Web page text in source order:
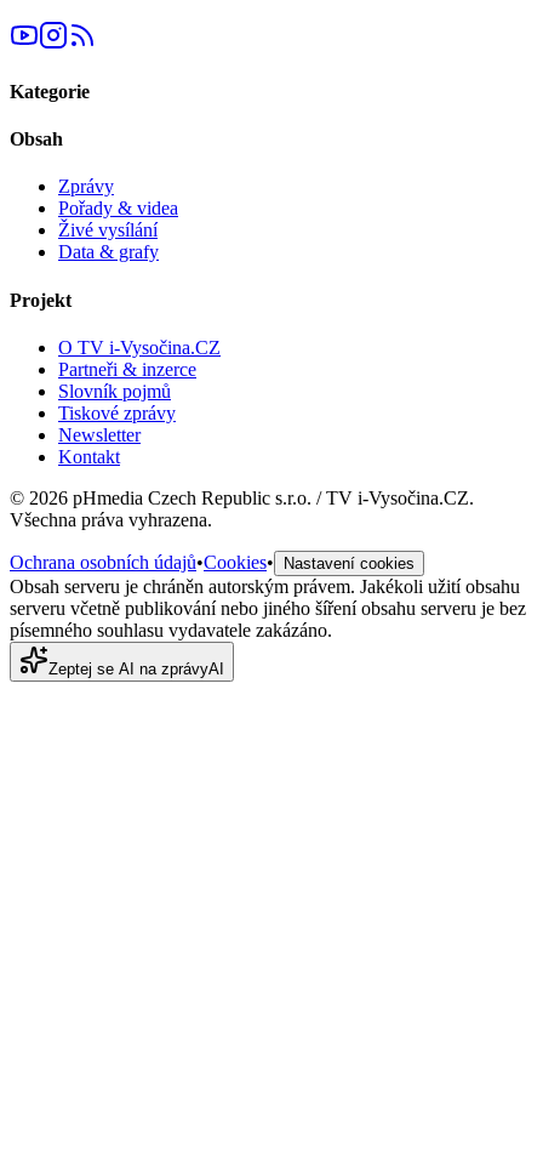
Kategorie
Obsah
Zprávy
Pořady & videa
Živé vysílání
Data & grafy
Projekt
O TV i-Vysočina.CZ
Partneři & inzerce
Slovník pojmů
Tiskové zprávy
Newsletter
Kontakt
© 2026 pHmedia Czech Republic s.r.o. / TV i-Vysočina.CZ.
Všechna práva vyhrazena.
Ochrana osobních údajů•Cookies• Nastavení cookies
Obsah serveru je chráněn autorským právem. Jakékoli užití obsahu
serveru včetně publikování nebo jiného šíření obsahu serveru je bez
písemného souhlasu vydavatele zakázáno.
Zeptej se AI na zprávyAI